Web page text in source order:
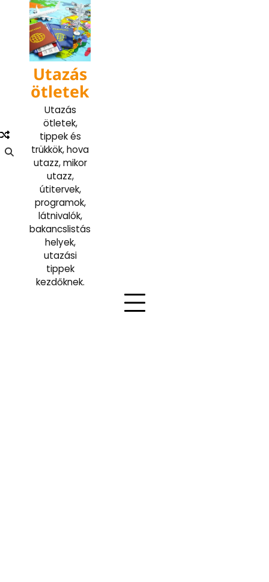
content
Utazás
ötletek
Utazás
ötletek,
tippek és
trükkök, hova
utazz, mikor
utazz,
útitervek,
programok,
látnivalók,
bakancslistás
helyek,
utazási
tippek
kezdőknek.